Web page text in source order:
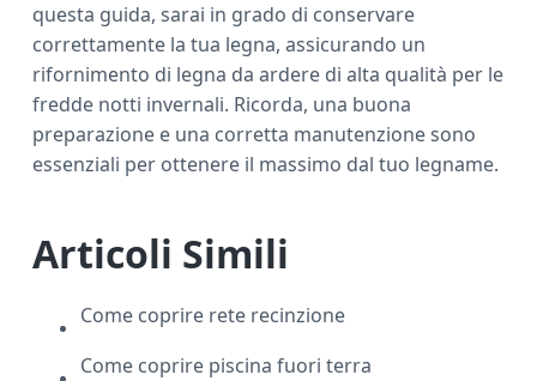
questa guida, sarai in grado di conservare
correttamente la tua legna, assicurando un
rifornimento di legna da ardere di alta qualità per le
fredde notti invernali. Ricorda, una buona
preparazione e una corretta manutenzione sono
essenziali per ottenere il massimo dal tuo legname.
Articoli Simili
Come coprire rete recinzione
Come coprire piscina fuori terra